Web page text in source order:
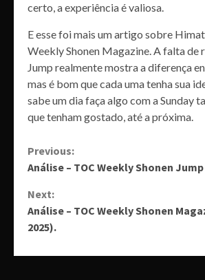
certo, a experiência é valiosa.
E esse foi mais um artigo sobre
Weekly Shonen Magazine. A falta de
Jump realmente mostra a diferença
mas é bom que cada uma tenha sua
sabe um dia faça algo com a Sunday
que tenham gostado, até a próxima.
Continue
Previous:
Análise – TOC Weekly Shonen
Next:
Análise – TOC Weekly Shonen
2025).